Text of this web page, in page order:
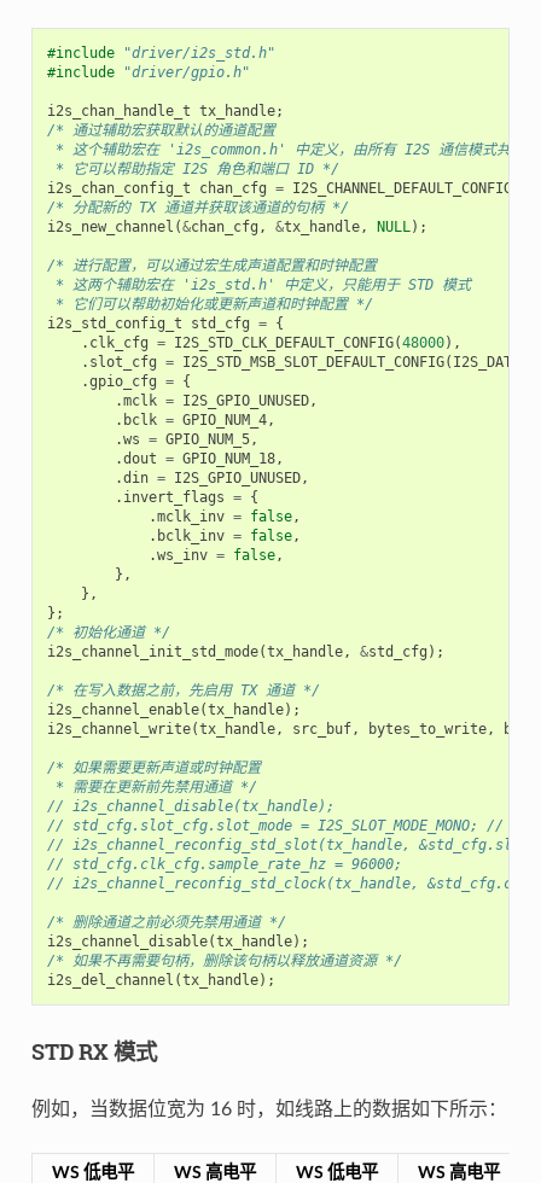
#include
"driver/i2s_std.h"
#include
"driver/gpio.h"
i2s_chan_handle_t tx_handle;
/* 通过辅助宏获取默认的通道配置
* 这个辅助宏在 'i2s_common.h' 中定义，由所有 I2S 通信模式共享
* 它可以帮助指定 I2S 角色和端口 ID */
i2s_chan_config_t
chan_cfg = I2S_CHANNEL_DEFAULT_CONFIG
/* 分配新的 TX 通道并获取该通道的句柄 */
i2s_new_channel (&chan_cfg , &tx_handle, NULL);
/* 进行配置，可以通过宏生成声道配置和时钟配置
* 这两个辅助宏在 'i2s_std.h' 中定义，只能用于 STD 模式
* 它们可以帮助初始化或更新声道和时钟配置 */
i2s_std_config_t
std_cfg = {
. clk_cfg = I2S_STD_CLK_DEFAULT_CONFIG(48000),
. slot_cfg = I2S_STD_MSB_SLOT_DEFAULT_CONFIG(
.gpio_cfg = {
.mclk = I2S_GPIO_UNUSED,
. bclk = GPIO_NUM_4,
.ws = GPIO_NUM_5,
.dout = GPIO_NUM_18,
.din = I2S_GPIO_UNUSED,
. invert_flags = {
.mclk_inv = false,
. bclk_inv = false,
.ws_inv = false,
},
},
};
/* 初始化通道 */
i2s_channel_init_std_mode(tx_handle, &std_cfg );
/* 在写入数据之前，先启用 TX 通道 */
i2s_channel_enable(tx_handle);
i2s_channel_write(tx_handle, src_buf, bytes_to_write,
/* 如果需要更新声道或时钟配置
* 需要在更新前先禁用通道 */
// i2s_channel_disable(tx_handle);
// std_cfg.slot_cfg.slot_mode = I2S_SLOT_MODE_MONO; // 默认
// i2s_channel_reconfig_std_slot(tx_handle,
// std_cfg.clk_cfg.sample_rate_hz = 96000;
// i2s_channel_reconfig_std_clock(tx_handle,
/* 删除通道之前必须先禁用通道 */
i2s_channel_disable(tx_handle);
/* 如果不再需要句柄，删除该句柄以释放通道资源 */
i2s_del_channel (tx_handle);
STD RX 模式
例如，当数据位宽为 16 时，如线路上的数据如下所示：
WS 低电平 WS 高电平 WS 低电平 WS 高电平